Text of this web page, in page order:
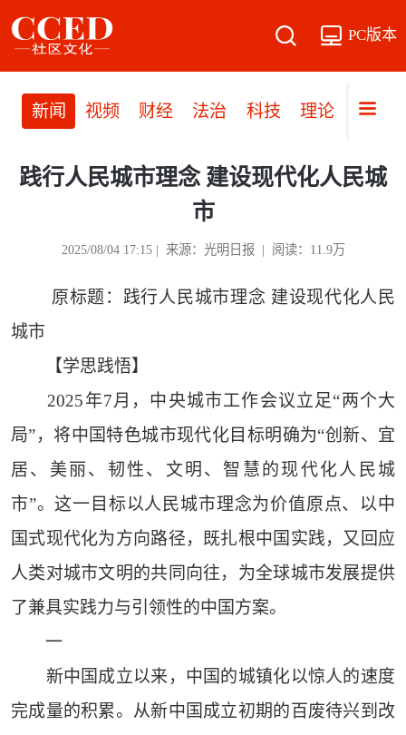
PC版本
新闻 视频 财经 法治 科技 理论 党建
践行人民城市理念 建设现代化人民城
市
2025/08/04 17:15 | 来源：光明日报 | 阅读：11.9万
原标题：践行人民城市理念 建设现代化人民
城市
【学思践悟】
2025年7月，中央城市工作会议立足“两个大
局”，将中国特色城市现代化目标明确为“创新、宜
居、美丽、韧性、文明、智慧的现代化人民城
市”。这一目标以人民城市理念为价值原点、以中
国式现代化为方向路径，既扎根中国实践，又回应
人类对城市文明的共同向往，为全球城市发展提供
了兼具实践力与引领性的中国方案。
一
新中国成立以来，中国的城镇化以惊人的速度
完成量的积累。从新中国成立初期的百废待兴到改